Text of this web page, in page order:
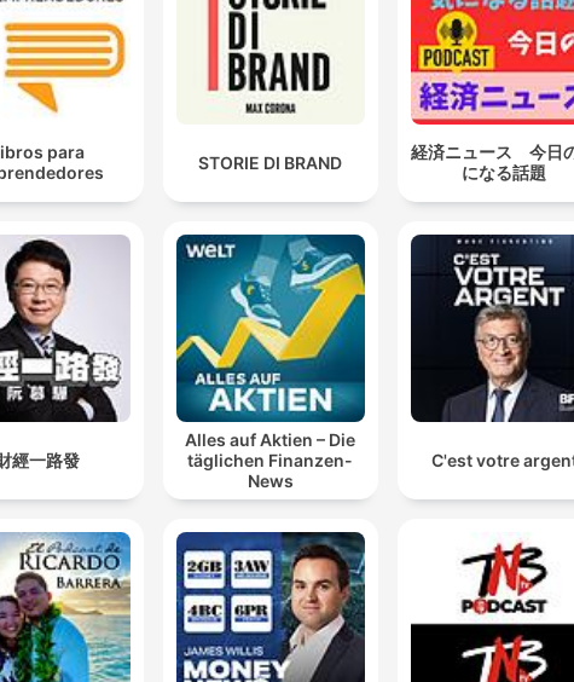
para
STORIE DI BRAND
経済ニュース 今日
になる話題
經一路發
Alles auf Aktien – Die
täglichen Finanzen-
News
C'est votre